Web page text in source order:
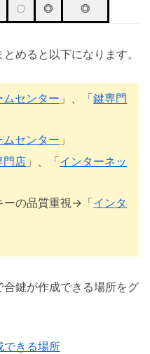
〇 ◎ ◎
めると以下になります。
ムセンター 」、「鍵専門
ムセンター 」
門店 」、「インターネッ
ーの品質重視→「インタ
鍵が作成できる場所をグ
できる場所